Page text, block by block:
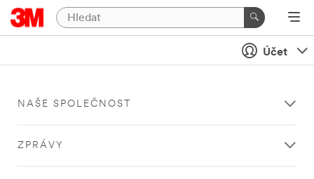
Účet
NAŠE SPOLEČNOST
ZPRÁVY